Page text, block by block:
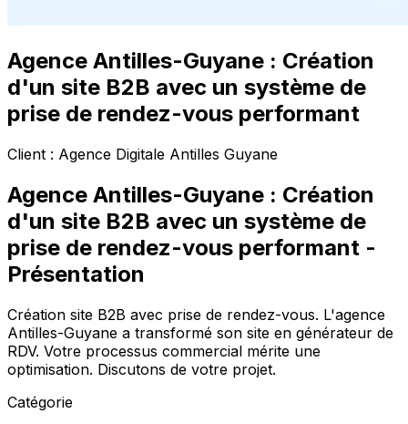
Agence Antilles-Guyane : Création
d'un site B2B avec un système de
prise de rendez-vous performant
Client : Agence Digitale Antilles Guyane
Agence Antilles-Guyane : Création
d'un site B2B avec un système de
prise de rendez-vous performant -
Présentation
Création site B2B avec prise de rendez-vous. L'agence
Antilles-Guyane a transformé son site en générateur de
RDV. Votre processus commercial mérite une
optimisation. Discutons de votre projet.
Catégorie